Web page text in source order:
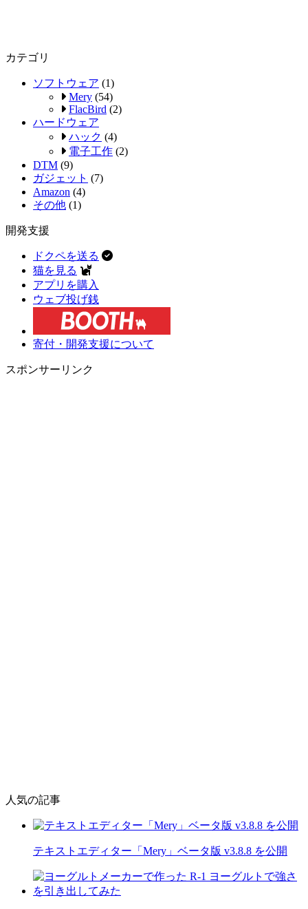
カテゴリ
ソフトウェア (1)
Mery (54)
FlacBird (2)
ハードウェア
ハック (4)
電子工作 (2)
DTM (9)
ガジェット (7)
Amazon (4)
その他 (1)
開発支援
ドクペを送る
猫を見る
アプリを購入
ウェブ投げ銭
寄付・開発支援について
スポンサーリンク
人気の記事
テキストエディター「Mery」ベータ版 v3.8.8 を公開